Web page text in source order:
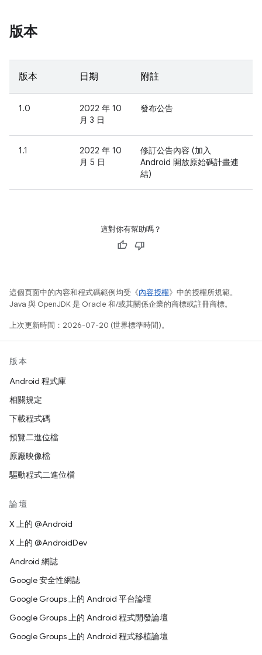
版本
版本 日期 附註
1.0
2022 年 10
月 3 日
發布公告
1.1
2022 年 10
月 5 日
修訂公告內容 (加入
Android 開放原始碼計畫連
結)
這對你有幫助嗎？
這個頁面中的內容和程式碼範例均受《內容授權》中的授權所規範。
Java 與 OpenJDK 是 Oracle 和/或其關係企業的商標或註冊商標。
上次更新時間：2026-07-20 (世界標準時間)。
版本
Android 程式庫
相關規定
下載程式碼
預覽二進位檔
原廠映像檔
驅動程式二進位檔
論壇
X 上的 @Android
X 上的 @AndroidDev
Android 網誌
Google 安全性網誌
Google Groups 上的 Android 平台論壇
Google Groups 上的 Android 程式開發論壇
Google Groups 上的 Android 程式移植論壇